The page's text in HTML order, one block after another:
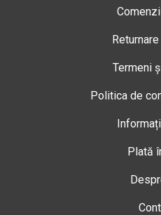
Termeni
Politica de
Plată